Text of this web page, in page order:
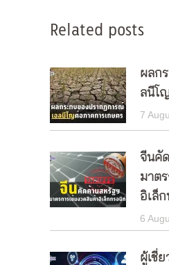
Related posts
ผลก
ลนีโ
7
จีนคั
มาต
อิเล็
6
ผู้เชี่